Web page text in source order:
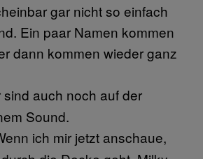
gar nicht so einfach
Ein paar Namen kommen
dann kommen wieder ganz
sind auch noch auf der
Sound.
ich mir jetzt anschaue,